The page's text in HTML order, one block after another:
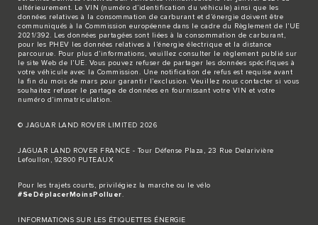
ultérieurement. Le VIN (numéro d’identification du véhicule) ainsi que les
données relatives à la consommation de carburant et d’énergie doivent être
communiqués à la Commission européenne dans le cadre du Règlement de l’UE
2021/392. Les données partagées sont liées à la consommation de carburant,
pour les PHEV les données relatives à l’énergie électrique et la distance
parcourue. Pour plus d’informations, veuillez consulter le règlement publié sur
le site Web de l’UE. Vous pouvez refuser de partager les données spécifiques à
votre véhicule avec la Commission. Une notification de refus est requise avant
la fin du mois de mars pour garantir l’exclusion. Veuillez nous contacter si vous
souhaitez refuser le partage de données en fournissant votre VIN et votre
numéro d’immatriculation.
© JAGUAR LAND ROVER LIMITED 2026
JAGUAR LAND ROVER FRANCE - Tour Défense Plaza, 23 Rue Delarivière
Lefoullon, 92800 PUTEAUX
Pour les trajets courts, privilégiez la marche ou le vélo
#SeDéplacerMoinsPolluer.
INFORMATIONS SUR LES ÉTIQUETTES ÉNERGIE